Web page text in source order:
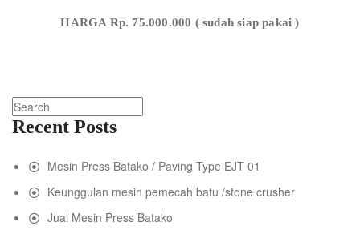
HARGA Rp. 75.000.000 ( sudah siap pakai )
Recent Posts
Mesin Press Batako / Paving Type EJT 01
Keunggulan mesin pemecah batu /stone crusher
Jual Mesin Press Batako